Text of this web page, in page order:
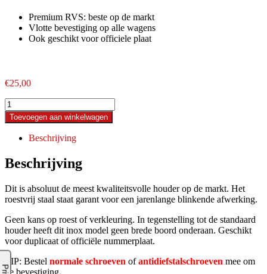
Premium RVS: beste op de markt
Vlotte bevestiging op alle wagens
Ook geschikt voor officiele plaat
€25,00
Deluxe
INOX
houder
aantal
Toevoegen aan winkelwagen
Beschrijving
Beschrijving
Dit is absoluut de meest kwaliteitsvolle houder op de markt. Het
roestvrij staal staat garant voor een jarenlange blinkende afwerking.
Geen kans op roest of verkleuring. In tegenstelling tot de standaard
houder heeft dit inox model geen brede boord onderaan. Geschikt
voor duplicaat of officiële nummerplaat.
TIP: Bestel normale schroeven ofantidiefstalschroeven mee om
de bevestiging.